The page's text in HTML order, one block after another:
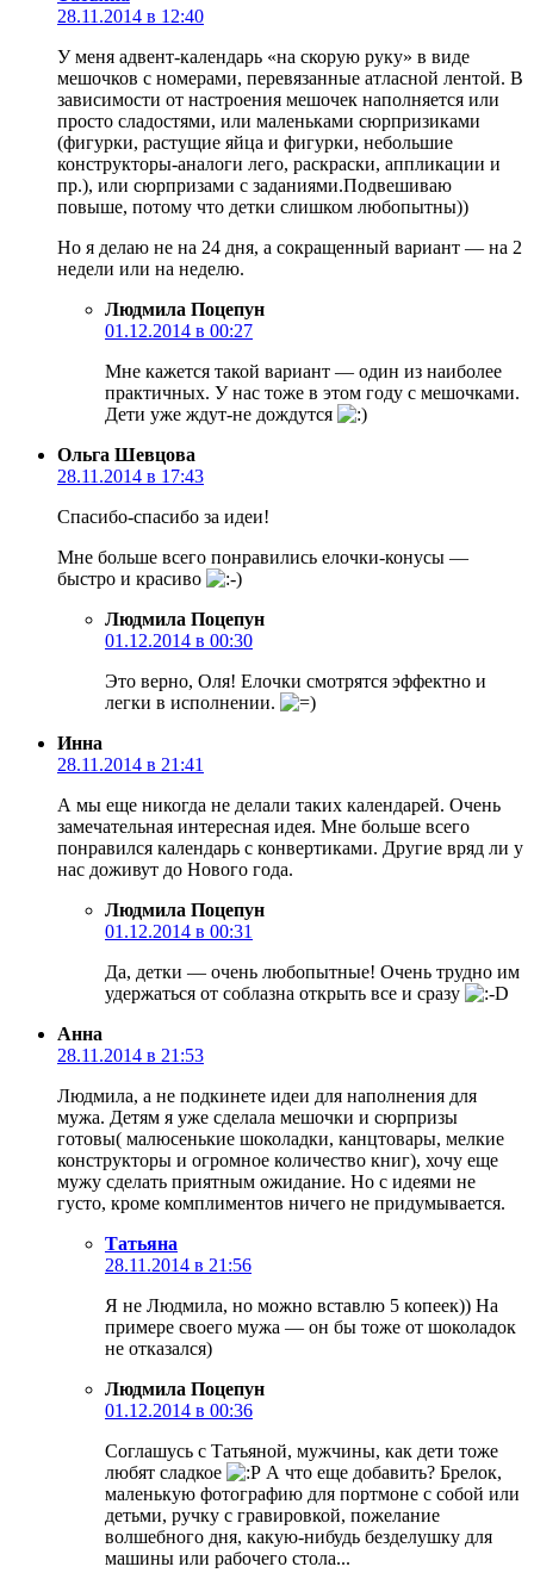
28.11.2014 в 12:40
У меня адвент-календарь «на скорую руку» в виде
мешочков с номерами, перевязанные атласной лентой. В
зависимости от настроения мешочек наполняется или
просто сладостями, или маленьками сюрпризиками
(фигурки, растущие яйца и фигурки, небольшие
конструкторы-аналоги лего, раскраски, аппликации и
пр.), или сюрпризами с заданиями.Подвешиваю
повыше, потому что детки слишком любопытны))
Но я делаю не на 24 дня, а сокращенный вариант — на 2
недели или на неделю.
Людмила Поцепун
01.12.2014 в 00:27
Мне кажется такой вариант — один из наиболее
практичных. У нас тоже в этом году с мешочками.
Дети уже ждут-не дождутся
Ольга Шевцова
28.11.2014 в 17:43
Спасибо-спасибо за идеи!
Мне больше всего понравились елочки-конусы —
быстро и красиво
Людмила Поцепун
01.12.2014 в 00:30
Это верно, Оля! Елочки смотрятся эффектно и
легки в исполнении.
Инна
28.11.2014 в 21:41
А мы еще никогда не делали таких календарей. Очень
замечательная интересная идея. Мне больше всего
понравился календарь с конвертиками. Другие вряд ли у
нас доживут до Нового года.
Людмила Поцепун
01.12.2014 в 00:31
Да, детки — очень любопытные! Очень трудно им
удержаться от соблазна открыть все и сразу
Анна
28.11.2014 в 21:53
Людмила, а не подкинете идеи для наполнения для
мужа. Детям я уже сделала мешочки и сюрпризы
готовы( малюсенькие шоколадки, канцтовары, мелкие
конструкторы и огромное количество книг), хочу еще
мужу сделать приятным ожидание. Но с идеями не
густо, кроме комплиментов ничего не придумывается.
Татьяна
28.11.2014 в 21:56
Я не Людмила, но можно вставлю 5 копеек)) На
примере своего мужа — он бы тоже от шоколадок
не отказался)
Людмила Поцепун
01.12.2014 в 00:36
Соглашусь с Татьяной, мужчины, как дети тоже
любят сладкое
А что еще добавить? Брелок,
маленькую фотографию для портмоне с собой или
детьми, ручку с гравировкой, пожелание
волшебного дня, какую-нибудь безделушку для
машины или рабочего стола...